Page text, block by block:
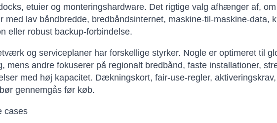
etuier og monteringshardware. Det rigtige valg afhænger af,
med lav båndbredde, bredbåndsinternet, maskine-til-maskine-data,
eller robust backup-forbindelse.
og serviceplaner har forskellige styrker. Nogle er optimeret til
mens andre fokuserer på regionalt bredbånd, faste installationer,
med høj kapacitet. Dækningskort, fair-use-regler,
gennemgås før køb.
cases